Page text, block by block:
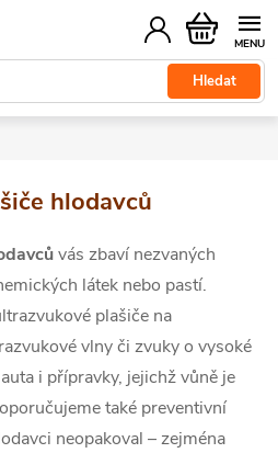
Hledat
Nákupní
košík
hlodavců
vás zbaví nezvaných
látek nebo pastí.
plašiče na
vlny či zvuky o vysoké
i přípravky, jejichž vůně je
také preventivní
neopakoval – zejména